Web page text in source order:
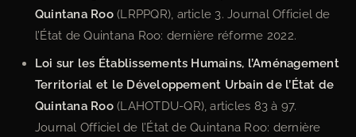
Quintana Roo(LRPPQR), article 3. Journal Officiel de
l’État de Quintana Roo: dernière réforme 2022.
Loi sur les Établissements Humains, l’Aménagement
Territorial et le Développement Urbain de l’État de
Quintana Roo(LAHOTDU-QR), articles 83 à 97.
Journal Officiel de l’État de Quintana Roo: dernière